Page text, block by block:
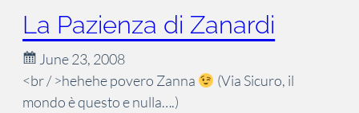
La Pazienza di Zanardi
June 23, 2008
<br / >hehehe povero Zanna
(Via Sicuro, il
mondo è questo e nulla….)